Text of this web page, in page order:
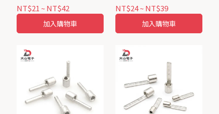
NT$21 ~NT$42
加入購物車
NT$24~NT$39
加入購物車